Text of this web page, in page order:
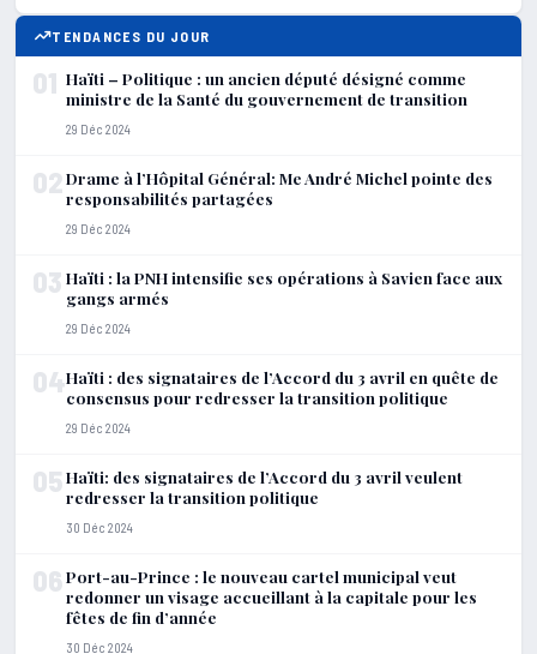
TENDANCES DU JOUR
01 Haïti – Politique : un ancien député désigné comme
ministre de la Santé du gouvernement de transition
29 Déc 2024
02Drame à l’Hôpital Général: Me André Michel pointe des
responsabilités partagées
29 Déc 2024
03 Haïti : la PNH intensifie ses opérations à Savien face aux
gangs armés
29 Déc 2024
04Haïti : des signataires de l’Accord du 3 avril en quête de
consensus pour redresser la transition politique
29 Déc 2024
05Haïti: des signataires de l’Accord du 3 avril veulent
redresser la transition politique
30 Déc 2024
06Port-au-Prince : le nouveau cartel municipal veut
redonner un visage accueillant à la capitale pour les
fêtes de fin d’année
30 Déc 2024